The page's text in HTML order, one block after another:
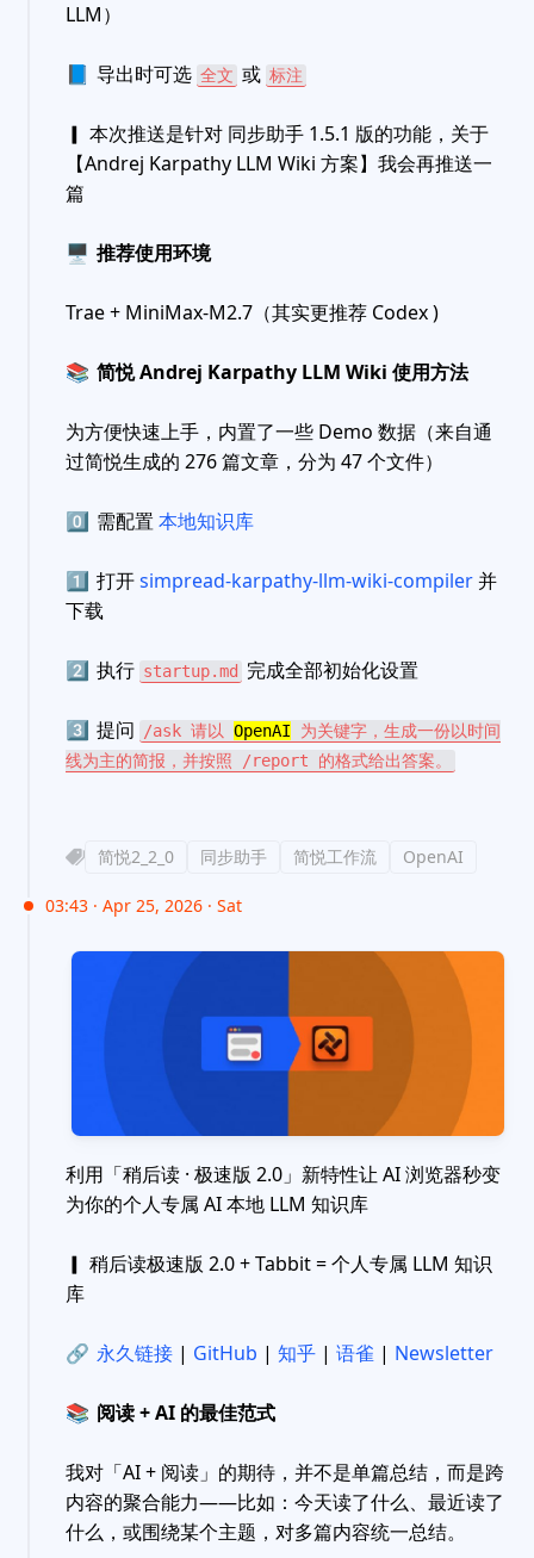
LLM）
📘 导出时可选 全文 或 标注
▎ 本次推送是针对 同步助手 1.5.1 版的功能，关于
【Andrej Karpathy LLM Wiki 方案】我会再推送一
篇
🖥 推荐使用环境
Trae + MiniMax-M2.7（其实更推荐 Codex )
📚 简悦 Andrej Karpathy LLM Wiki 使用方法
为方便快速上手，内置了一些 Demo 数据（来自通
过简悦生成的 276 篇文章，分为 47 个文件）
0️⃣ 需配置 本地知识库
1️⃣ 打开simpread-karpathy-llm-wiki-compiler并
下载
2️⃣ 执行 startup.md 完成全部初始化设置
3️⃣ 提问 /ask 请以 OpenAI 为关键字，生成一份以时间
线为主的简报，并按照 /report 的格式给出答案。
简悦2_2_0 同步助手 简悦工作流 OpenAI
03:43 · Apr 25, 2026 · Sat
利用「稍后读 · 极速版 2.0」新特性让 AI 浏览器秒变
为你的个人专属 AI 本地 LLM 知识库
▎ 稍后读极速版 2.0 + Tabbit = 个人专属 LLM 知识
库
🔗 永久链接 | GitHub | 知乎 | 语雀 | Newsletter
📚 阅读 + AI 的最佳范式
我对「AI + 阅读」的期待，并不是单篇总结，而是跨
内容的聚合能力——比如：今天读了什么、最近读了
什么，或围绕某个主题，对多篇内容统一总结。